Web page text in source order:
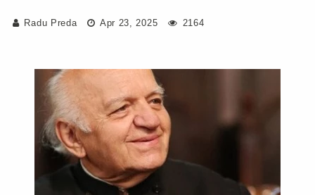
Radu Preda Apr 23, 2025 2164